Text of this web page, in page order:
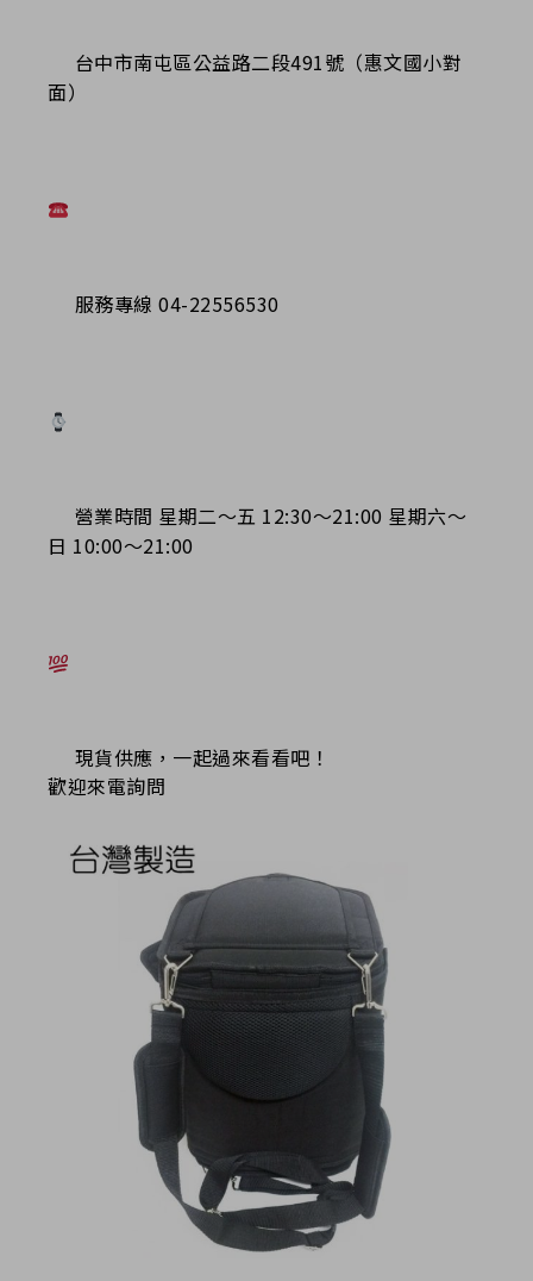
台中市南屯區公益路二段491號（惠文國小對
面）
服務專線 04-22556530
營業時間 星期二～五 12:30～21:00 星期六～
日 10:00～21:00
現貨供應，一起過來看看吧！
歡迎來電詢問